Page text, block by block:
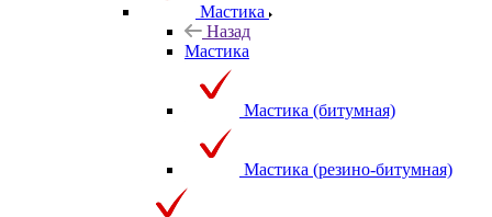
Мастика
Назад
Мастика
Мастика (битумная)
Мастика (резино-битумная)